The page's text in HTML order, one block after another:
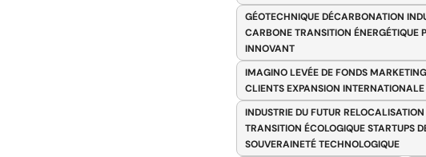
GÉOTECHNIQUE DÉCARBONATION
CARBONE TRANSITION ÉNERGÉTIQUE
INNOVANT
IMAGINO LEVÉE DE FONDS
CLIENTS EXPANSION INTERNATIONALE
INDUSTRIE DU FUTUR
TRANSITION ÉCOLOGIQUE STARTUPS
SOUVERAINETÉ TECHNOLOGIQUE